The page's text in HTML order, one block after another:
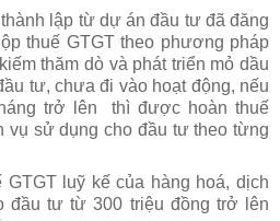
lập từ dự án đầu tư đã đăng
thuế GTGT theo phương pháp
thăm dò và phát triển mỏ dầu
tư, chưa đi vào hoạt động, nếu
trở lên thì được hoàn thuế
vụ sử dụng cho đầu tư theo từng
luỹ kế của hàng hoá, dịch
đầu tư từ 300 triệu đồng trở lên